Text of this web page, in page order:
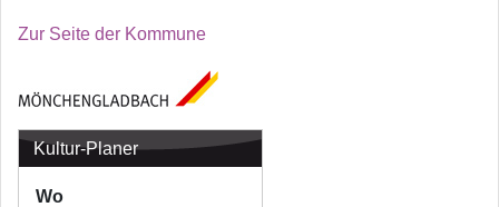
Zur Seite der Kommune
Kultur-Planer
Wo